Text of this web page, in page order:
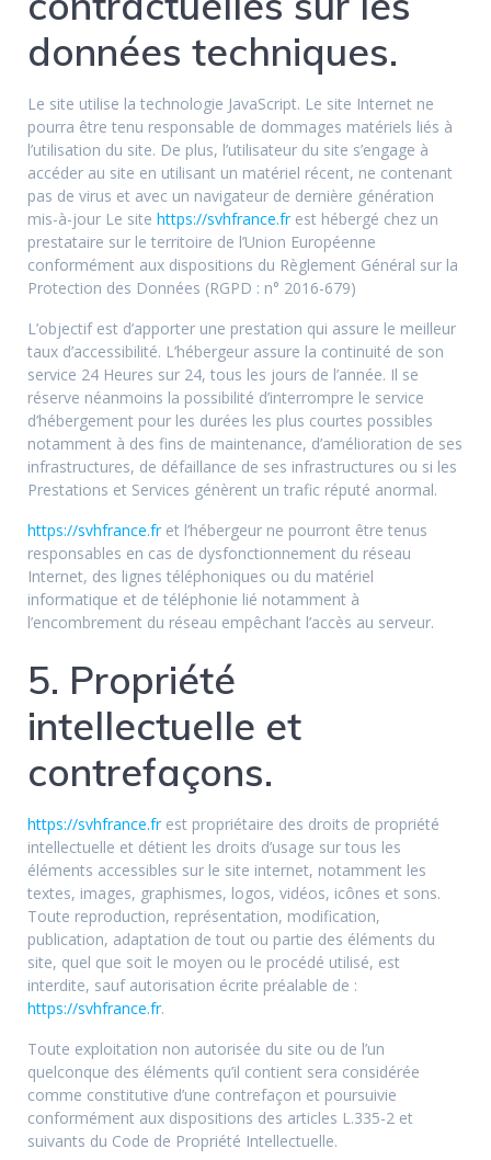
données techniques.
Le site utilise la technologie JavaScript. Le site Internet ne
pourra être tenu responsable de dommages matériels liés à
l’utilisation du site. De plus, l’utilisateur du site s’engage à
accéder au site en utilisant un matériel récent, ne contenant
pas de virus et avec un navigateur de dernière génération
mis-à-jour Le site https://svhfrance.frest hébergé chez un
prestataire sur le territoire de l’Union Européenne
conformément aux dispositions du Règlement Général sur la
Protection des Données (RGPD : n° 2016-679)
L’objectif est d’apporter une prestation qui assure le meilleur
taux d’accessibilité. L’hébergeur assure la continuité de son
service 24 Heures sur 24, tous les jours de l’année. Il se
réserve néanmoins la possibilité d’interrompre le service
d’hébergement pour les durées les plus courtes possibles
notamment à des fins de maintenance, d’amélioration de ses
infrastructures, de défaillance de ses infrastructures ou si les
Prestations et Services génèrent un trafic réputé anormal.
https://svhfrance.fret l’hébergeur ne pourront être tenus
responsables en cas de dysfonctionnement du réseau
Internet, des lignes téléphoniques ou du matériel
informatique et de téléphonie lié notamment à
l’encombrement du réseau empêchant l’accès au serveur.
5. Propriété
intellectuelle et
contrefaçons.
https://svhfrance.frest propriétaire des droits de propriété
intellectuelle et détient les droits d’usage sur tous les
éléments accessibles sur le site internet, notamment les
textes, images, graphismes, logos, vidéos, icônes et sons.
Toute reproduction, représentation, modification,
publication, adaptation de tout ou partie des éléments du
site, quel que soit le moyen ou le procédé utilisé, est
interdite, sauf autorisation écrite préalable de :
https://svhfrance.fr.
Toute exploitation non autorisée du site ou de l’un
quelconque des éléments qu’il contient sera considérée
comme constitutive d’une contrefaçon et poursuivie
conformément aux dispositions des articles L.335-2 et
suivants du Code de Propriété Intellectuelle.